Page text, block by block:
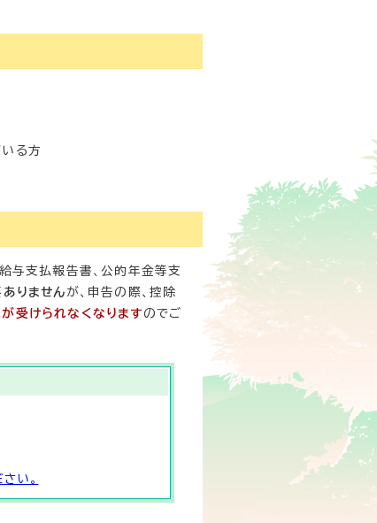
る方
与支払報告書、公的年金等支
りません が、申告の際、控除
受けられなくなります のでご
い。